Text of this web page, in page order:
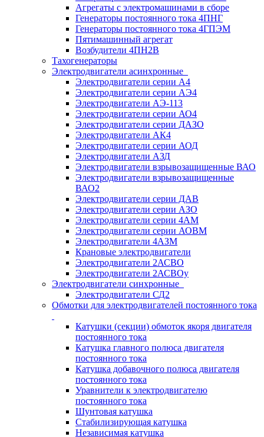
Агрегаты с электромашинами в сборе
Генераторы постоянного тока 4ПНГ
Генераторы постоянного тока 4ГПЭМ
Пятимашинный агрегат
Возбудители 4ПН2В
Тахогенераторы
Электродвигатели асинхронные
Электродвигатели серии А4
Электродвигатели серии АЭ4
Электродвигатели АЭ-113
Электродвигатели серии АО4
Электродвигатели серии ДАЗО
Электродвигатели АК4
Электродвигатели серии АОД
Электродвигатели АЗД
Электродвигатели взрывозащищенные ВАО
Электродвигатели взрывозащищенные
ВАО2
Электродвигатели серии ДАВ
Электродвигатели серии АЗО
Электродвигатели серии 4АМ
Электродвигатели серии АОВМ
Электродвигатели 4АЗМ
Крановые электродвигатели
Электродвигатели 2АСВО
Электродвигатели 2АСВОу
Электродвигатели синхронные
Электродвигатели СД2
Обмотки для электродвигателей постоянного тока
Катушки (секции) обмоток якоря двигателя
постоянного тока
Катушка главного полюса двигателя
постоянного тока
Катушка добавочного полюса двигателя
постоянного тока
Уравнители к электродвигателю
постоянного тока
Шунтовая катушка
Стабилизирующая катушка
Независимая катушка